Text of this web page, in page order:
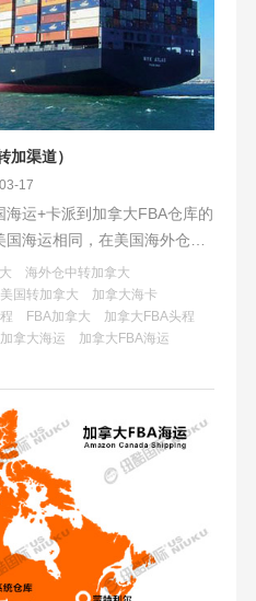
加渠道）
17
运+卡派到加拿大FBA仓库的
海运相同，在美国海外仓拆
加拿大各大FBA仓库，其中
境到加拿大进口的清关流
加拿大市场，海关查验风险
和其他快船，时效更快、更
海外仓中转加拿大
美国转加拿大
加拿大海卡
FBA加拿大
加拿大FBA头程
加拿大海运
加拿大FBA海运